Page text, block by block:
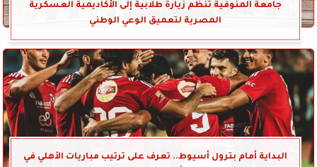
جامعة المنوفية تنظم زيارة طلابية إلى الأكاديمية العسكرية
المصرية لتعميق الوعي الوطني
البداية أمام بترول أسيوط.. تعرف على ترتيب مباريات الأهلي في